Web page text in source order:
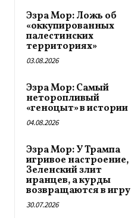
Эзра Мор: Ложь об
«оккупированных
палестинских
территориях»
03.08.2026
Эзра Мор: Самый
неторопливый
«геноцыт» в истории
04.08.2026
Эзра Мор: У Трампа
игривое настроение,
Зеленский злит
иранцев, а курды
возвращаются в игру
30.07.2026